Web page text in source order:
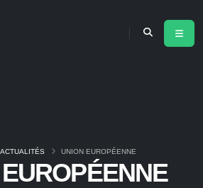
ACTUALITÉS UNION EUROPÉENNE